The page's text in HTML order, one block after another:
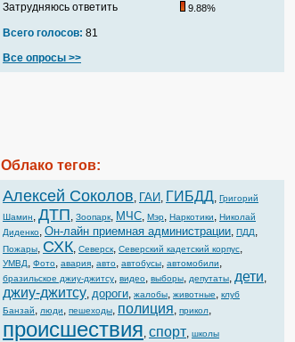
Затрудняюсь ответить 9.88%
Всего голосов: 81
Все опросы >>
Облако тегов:
Алексей Соколов, ГАИ, ГИБДД, Григорий
Шамин, ДТП, Зоопарк, МЧС, Мэр, Наркотики, Николай
Диденко, Он-лайн приемная администрации, ПДД,
Пожары, СХК, Северск, Северский кадетский корпус,
УМВД, Фото, авария, авто, автобусы, автомобили,
бразильское джиу-джитсу, видео, выборы, депутаты, дети,
джиу-джитсу, дороги, жалобы, животные, клуб
Банзай, люди, пешеходы, полиция, прикол,
происшествия, спорт, школы